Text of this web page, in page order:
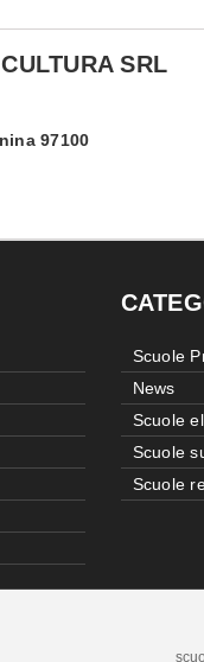
SRL
97100
Scuole
News
Scuole
Scuole
Scuole